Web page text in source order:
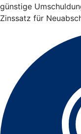
günstige
Zinssatz für